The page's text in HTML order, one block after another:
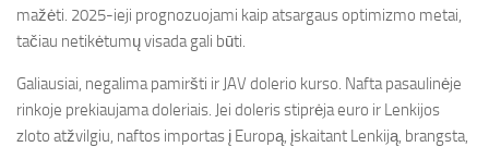
mažėti. 2025-ieji prognozuojami kaip atsargaus optimizmo metai,
tačiau netikėtumų visada gali būti.
Galiausiai, negalima pamiršti ir JAV dolerio kurso. Nafta pasaulinėje
rinkoje prekiaujama doleriais. Jei doleris stiprėja euro ir Lenkijos
zloto atžvilgiu, naftos importas į Europą, įskaitant Lenkiją, brangsta,